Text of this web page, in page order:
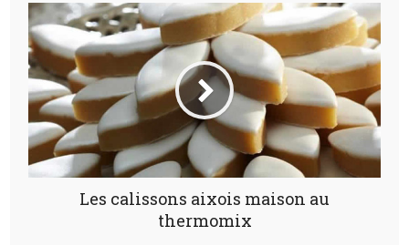
Les calissons aixois maison au
thermomix